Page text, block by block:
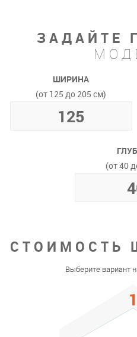
ЗАДАЙТЕ
ШИРИНА
(от 125 до 205 см)
(от 40
СТОИМОСТЬ
Выберите вариант